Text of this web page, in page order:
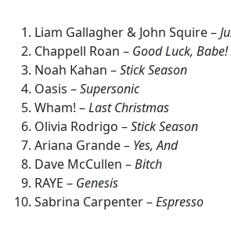
Liam Gallagher & John Squire –
Chappell Roan – Good Luck, Babe!
Noah Kahan –Stick Season
Oasis –Supersonic
Wham! –Last Christmas
Olivia Rodrigo –Stick Season
Ariana Grande – Yes, And
Dave McCullen –Bitch
RAYE – Genesis
Sabrina Carpenter –Espresso